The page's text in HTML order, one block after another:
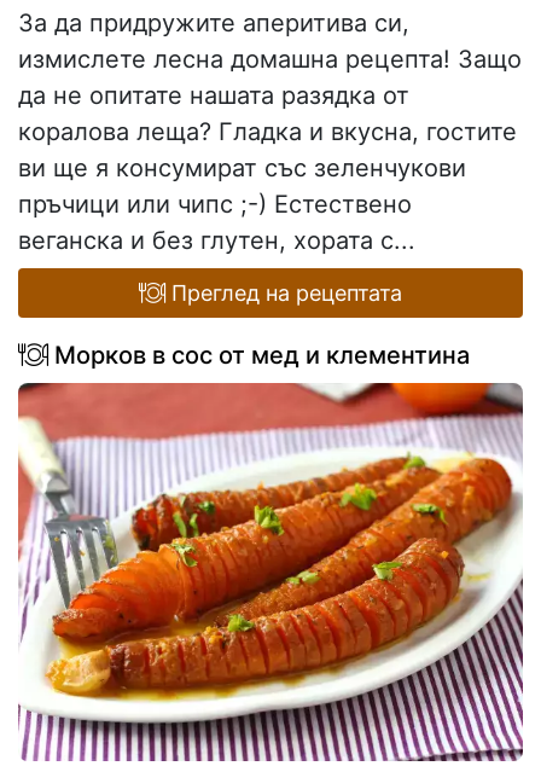
За да придружите аперитива си,
измислете лесна домашна рецепта! Защо
да не опитате нашата разядка от
коралова леща? Гладка и вкусна, гостите
ви ще я консумират със зеленчукови
пръчици или чипс ;-) Естествено
веганска и без глутен, хората с...
Преглед на рецептата
Морков в сос от мед и клементина